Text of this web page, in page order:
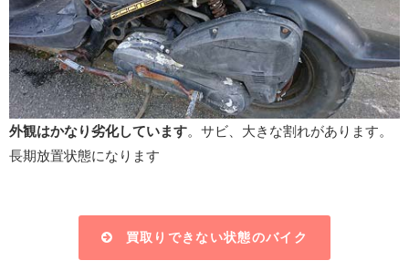
外観はかなり劣化しています。サビ、大きな割れがあります。
長期放置状態になります
買取りできない状態のバイク